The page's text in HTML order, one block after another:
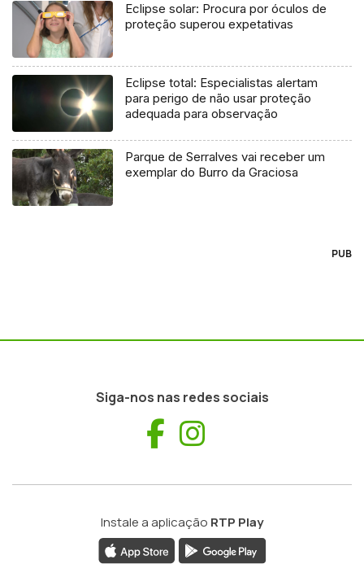
Eclipse solar: Procura por óculos de
proteção superou expetativas
Eclipse total: Especialistas alertam
para perigo de não usar proteção
adequada para observação
Parque de Serralves vai receber um
exemplar do Burro da Graciosa
PUB
Siga-nos nas redes sociais
Facebook
Instale a aplicação RTP Play